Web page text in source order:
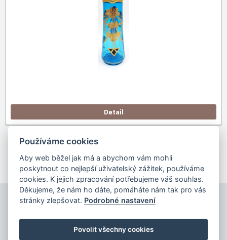
Detail
Používáme cookies
Aby web běžel jak má a abychom vám mohli
poskytnout co nejlepší uživatelský zážitek, používáme
cookies. K jejich zpracování potřebujeme váš souhlas.
Děkujeme, že nám ho dáte, pomáháte nám tak pro vás
stránky zlepšovat. Podrobné nastavení
Povolit všechny cookies